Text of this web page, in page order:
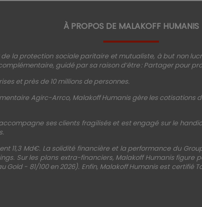
À PROPOS DE MALAKOFF HUMANIS
la protection sociale paritaire et mutualiste, à but non
guidé par sa raison d’être : Partager pour
et près de 10 millions de personnes.
Agirc-Arrco, Malakoff Humanis gère les cotisations
ses clients fragilisés et est engagé sur le
11,3 Md€. La solidité financière et la performance du
Sur les plans extra-financiers, Malakoff Humanis figure
Gold - 81/100 en 2026). Enfin, Malakoff Humanis est